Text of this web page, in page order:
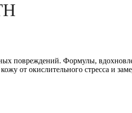
повреждений. Формулы,
от окислительного стресса и